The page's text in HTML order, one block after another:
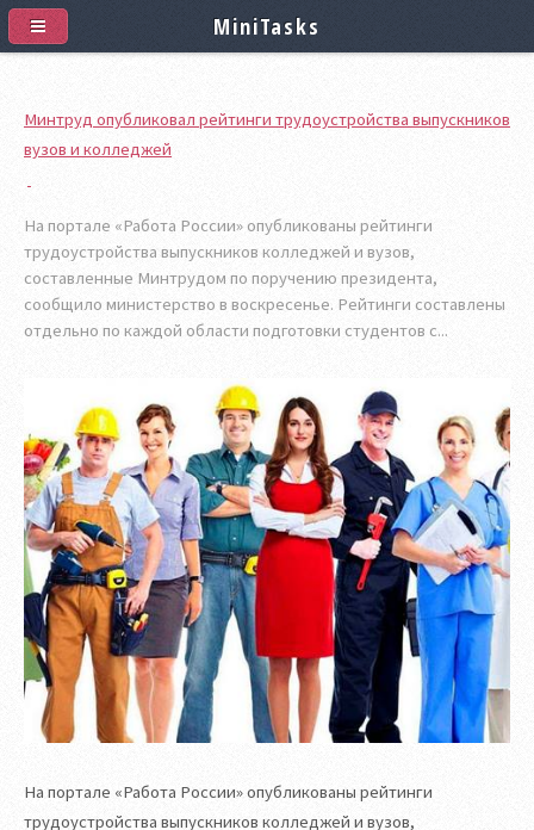
Минтруд опубликовал рейтинги трудоустройства выпускников
вузов и колледжей
На портале «Работа России» опубликованы рейтинги
трудоустройства выпускников колледжей и вузов,
составленные Минтрудом по поручению президента,
сообщило министерство в воскресенье. Рейтинги составлены
отдельно по каждой области подготовки студентов с...
На портале «Работа России» опубликованы рейтинги
трудоустройства выпускников колледжей и вузов,
MiniTasks